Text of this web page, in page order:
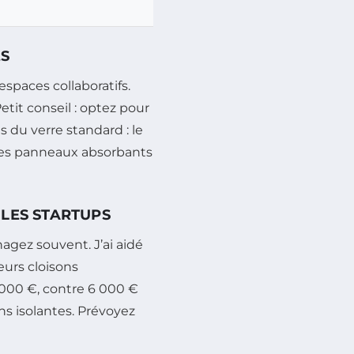
collaboratifs.
conseil : optez pour
du verre standard : le
panneaux absorbants
STARTUPS
souvent. J’ai aidé
cloisons
€, contre 6 000 €
isolantes. Prévoyez